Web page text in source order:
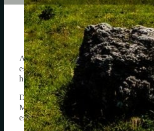
Als begeisterte Fahrradfahrerin weiß
es schnell unangenehm werden,
hochwertige Fahrrad
Die Fahrrad Regenbekleidung für
Materialien und Technologien wird
es wichtig, dass die